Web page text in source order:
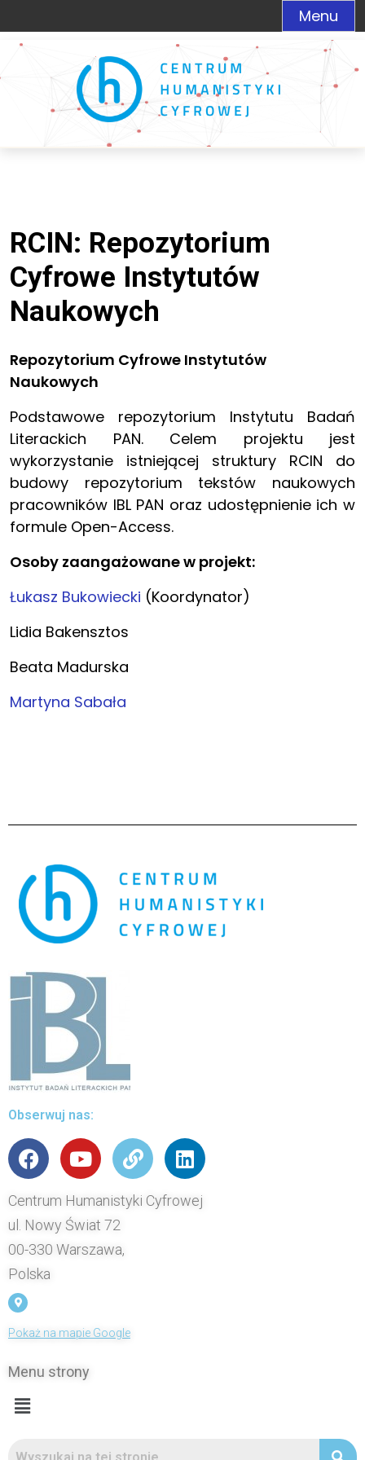
Menu
RCIN: Repozytorium
Cyfrowe Instytutów
Naukowych
Repozytorium Cyfrowe Instytutów
Naukowych
Podstawowe repozytorium Instytutu Badań
Literackich PAN. Celem projektu jest
wykorzystanie istniejącej struktury RCIN do
budowy repozytorium tekstów naukowych
pracowników IBL PAN oraz udostępnienie ich w
formule Open-Access.
Osoby zaangażowane w projekt:
Łukasz Bukowiecki (Koordynator)
Lidia Bakensztos
Beata Madurska
Martyna Sabała
Obserwuj nas:
Centrum Humanistyki Cyfrowej
ul. Nowy Świat 72
00-330 Warszawa,
Polska
Pokaż na mapie Google
Menu strony